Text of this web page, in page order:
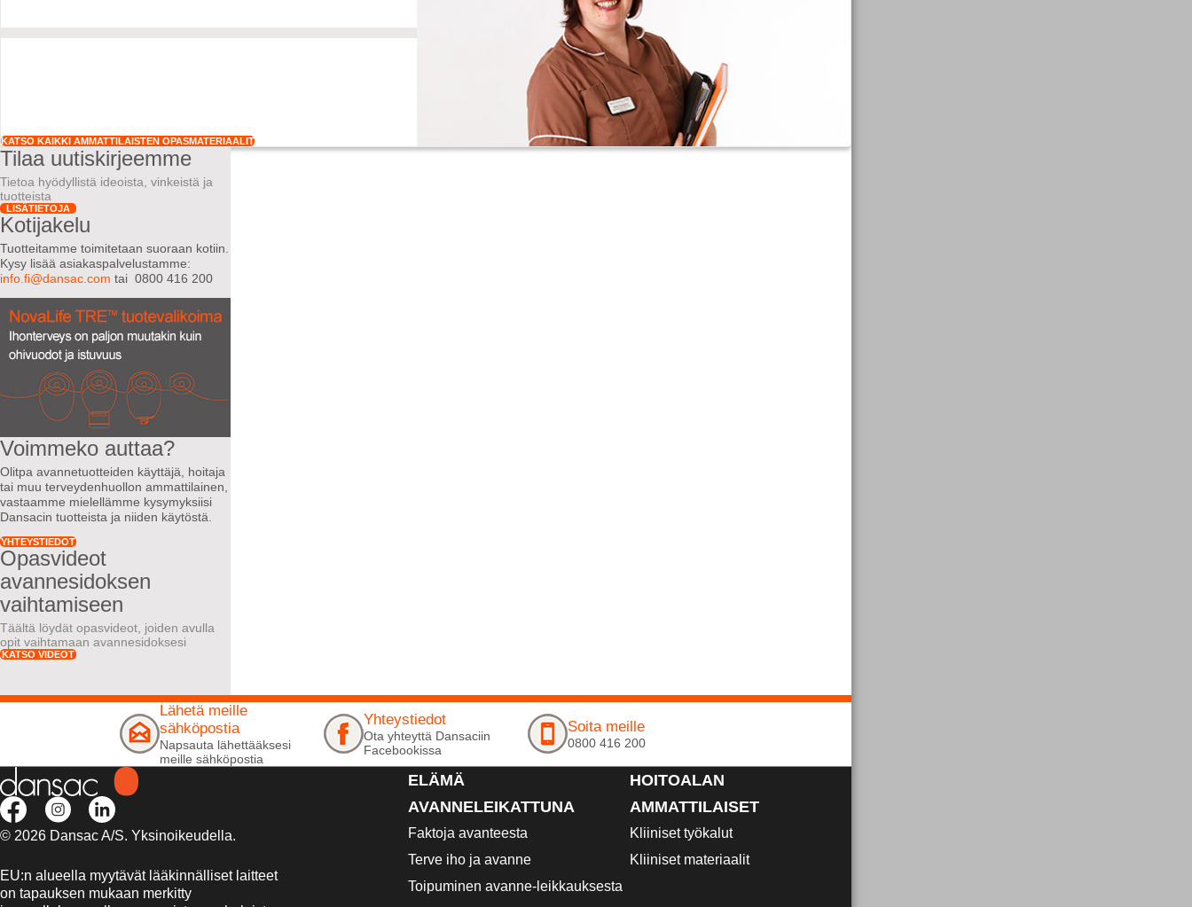
KATSO KAIKKI AMMATTILAISTEN OPASMATERIAALIT
Tilaa uutiskirjeemme
Tietoa hyödyllistä ideoista, vinkeistä ja
tuotteista
LISÄTIETOJA
Kotijakelu
Tuotteitamme toimitetaan suoraan kotiin.
Kysy lisää asiakaspalvelustamme:
info.fi@dansac.com tai 0800 416 200
Voimmeko auttaa?
Olitpa avannetuotteiden käyttäjä, hoitaja
tai muu terveydenhuollon ammattilainen,
vastaamme mielellämme kysymyksiisi
Dansacin tuotteista ja niiden käytöstä.
YHTEYSTIEDOT
Opasvideot
avannesidoksen
vaihtamiseen
Täältä löydät opasvideot, joiden avulla
opit vaihtamaan avannesidoksesi
KATSO VIDEOT
Lähetä meille
sähköpostia
Napsauta lähettääksesi
meille sähköpostia
Yhteystiedot
Ota yhteyttä Dansaciin
Facebookissa
Soita meille
0800 416 200
© 2026 Dansac A/S. Yksinoikeudella.
EU:n alueella myytävät lääkinnälliset laitteet
on tapauksen mukaan merkitty
ELÄMÄ
AVANNELEIKATTUNA
Faktoja avanteesta
Terve iho ja avanne
Toipuminen avanne-leikkauksesta
HOITOALAN
AMMATTILAISET
Kliiniset työkalut
Kliiniset materiaalit